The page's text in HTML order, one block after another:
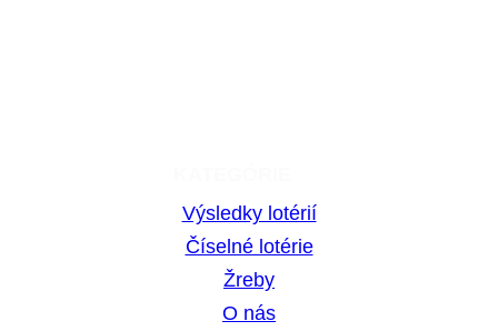
Výsledky lotérií
Číselné lotérie
Žreby
O nás